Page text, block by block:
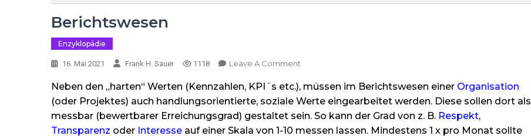
Berichtswesen
Enzyklopädie
16. Mai 2021 Frank H. Sauer 1118 Leave A Comment
Neben den „harten“ Werten (Kennzahlen, KPI´s etc.), müssen im Berichtswesen einer Organisation
(oder Projektes) auch handlungsorientierte, soziale Werte eingearbeitet werden. Diese sollen dort als
messbar (bewertbarer Erreichungsgrad) gestaltet sein. So kann der Grad von z. B. Respekt,
Transparenz oder Interesse auf einer Skala von 1-10 messen lassen. Mindestens 1 x pro Monat sollte